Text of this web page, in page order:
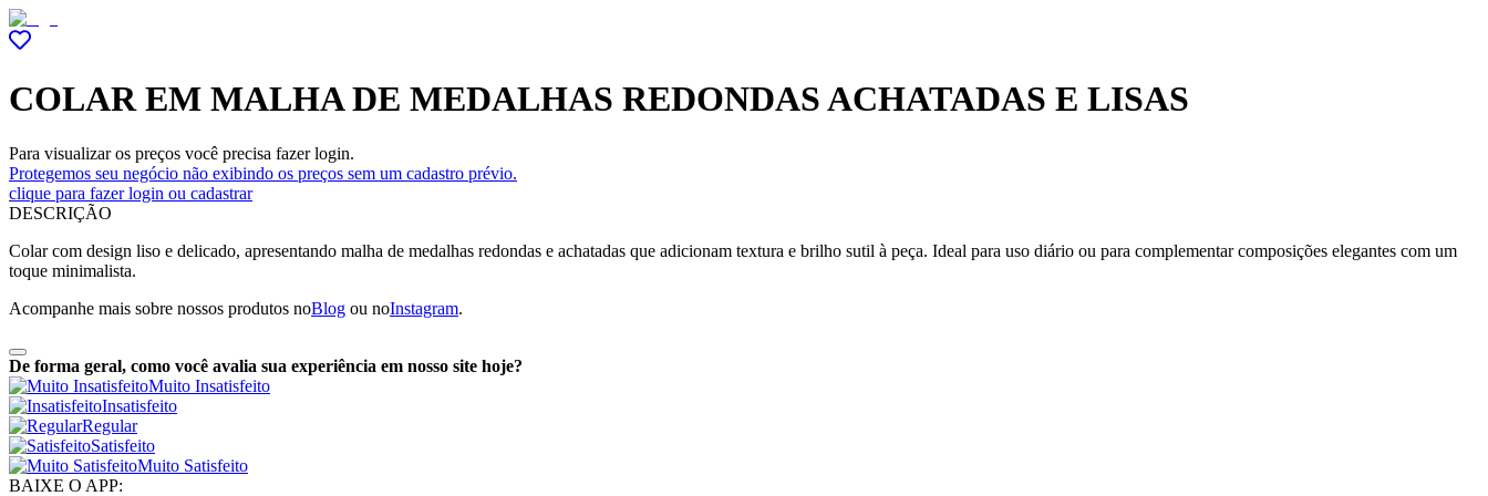
COLAR EM MALHA DE MEDALHAS REDONDAS ACHATADAS E LISAS
Para visualizar os preços você precisa fazer login.
Protegemos seu negócio não exibindo os preços sem um cadastro prévio.
clique para fazer login ou cadastrar
DESCRIÇÃO
Colar com design liso e delicado, apresentando malha de medalhas redondas e achatadas que adicionam textura e brilho sutil à peça. Ideal para uso diário ou para complementar composições elegantes com um
toque minimalista.
Acompanhe mais sobre nossos produtos noBlog ou noInstagram.
De forma geral, como você avalia sua experiência em nosso site hoje?
Muito Insatisfeito
Insatisfeito
Regular
Satisfeito
Muito Satisfeito
BAIXE O APP: